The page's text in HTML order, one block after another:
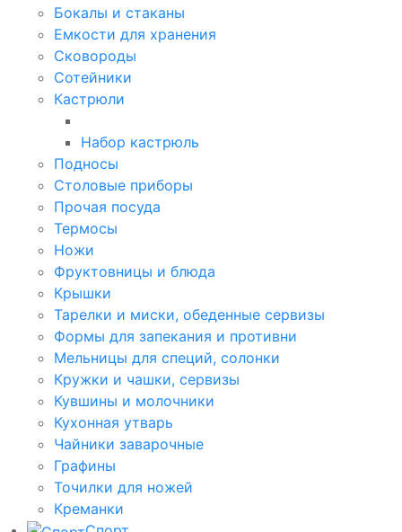
Бокалы и стаканы
Емкости для хранения
Сковороды
Сотейники
Кастрюли
Набор кастрюль
Подносы
Столовые приборы
Прочая посуда
Термосы
Ножи
Фруктовницы и блюда
Крышки
Тарелки и миски, обеденные сервизы
Формы для запекания и противни
Мельницы для специй, солонки
Кружки и чашки, сервизы
Кувшины и молочники
Кухонная утварь
Чайники заварочные
Графины
Точилки для ножей
Креманки